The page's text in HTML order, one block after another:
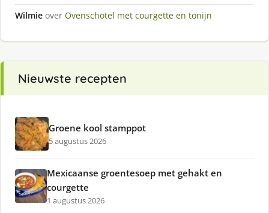
Wilmie over Ovenschotel met courgette en tonijn
Nieuwste recepten
Groene kool stamppot
5 augustus 2026
Mexicaanse groentesoep met gehakt en
courgette
1 augustus 2026